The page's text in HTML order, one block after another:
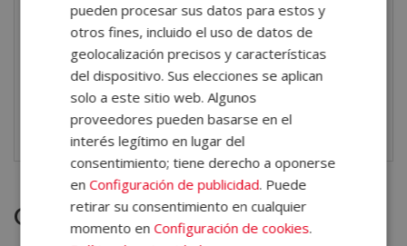
procesos de autoconocimiento. Suscompetencias
les permiten trabajar de forma independiente, en
centros de terapias naturales, escuelas de formación,
consultas privadas o como complementos a otras
disciplinas como el coaching, la astrología o el tarot.
Otras titulaciones
pueden procesar sus datos para estos y
otros fines, incluido el uso de datos de
geolocalización precisos y características
del dispositivo. Sus elecciones se aplican
solo a este sitio web. Algunos
proveedores pueden basarse en el
interés legítimo en lugar del
consentimiento; tiene derecho a oponerse
enConfiguración de publicidad. Puede
retirar su consentimiento en cualquier
momento enConfiguración de cookies.